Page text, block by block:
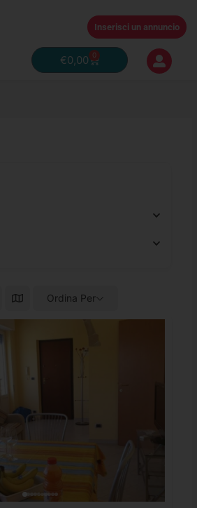
Inserisci un annuncio
€0,00 0
Carrello
Ordina Per